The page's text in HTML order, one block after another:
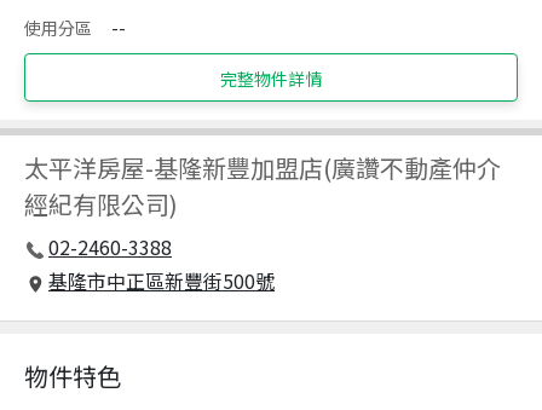
使用分區
--
完整物件詳情
太平洋房屋-基隆新豐加盟店(廣讚不動產仲介
經紀有限公司)
02-2460-3388
基隆市中正區新豐街500號
物件特色